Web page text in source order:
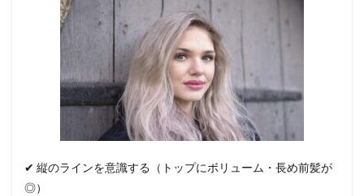
✔ 縦のラインを意識する（トップにボリューム・長め前髪が
◎）